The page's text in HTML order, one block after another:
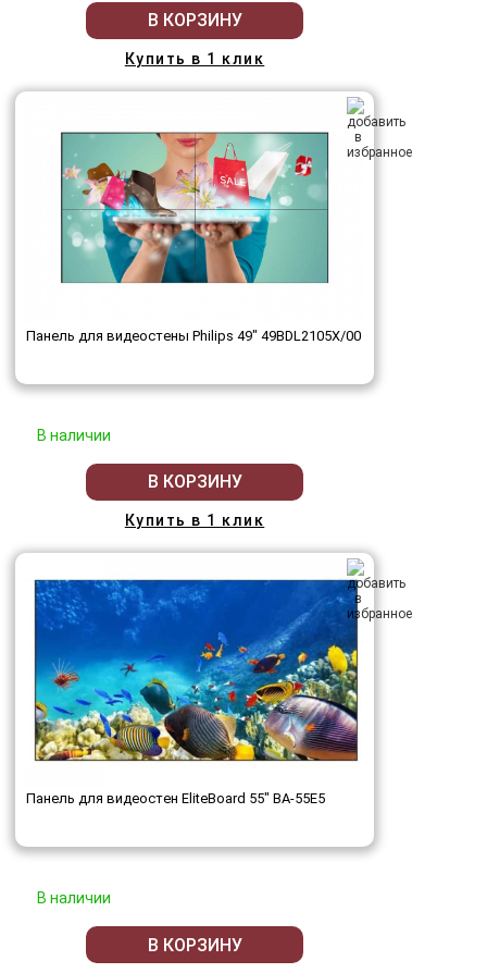
В КОРЗИНУ
Купить в 1 клик
Панель для видеостены Philips 49" 49BDL2105X/00
В наличии
В КОРЗИНУ
Купить в 1 клик
Панель для видеостен EliteBoard 55" BA-55E5
В наличии
В КОРЗИНУ